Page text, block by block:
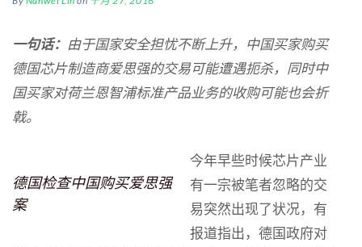
一句话： 由于国家安全担忧不断上升，中国买家购买
德国芯片制造商爱思强的交易可能遭遇扼杀， 同时中
国买家对荷兰恩智浦标准产品业务的收购可能也会折
戟。
德国检查中国购买爱思强
案
今年早些时候芯片产业
有一宗被笔者忽略的交
易突然出现了状况，有
报道指出，德国政府对